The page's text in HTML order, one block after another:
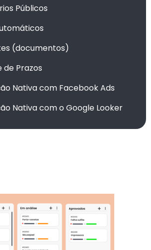
Públicos
(documentos)
Prazos
Nativa com Facebook Ads
Nativa com o Google Looker